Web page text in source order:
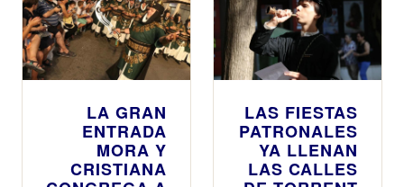
LA GRAN
ENTRADA
MORA Y
CRISTIANA
LAS FIESTAS
PATRONALES
YA LLENAN
LAS CALLES